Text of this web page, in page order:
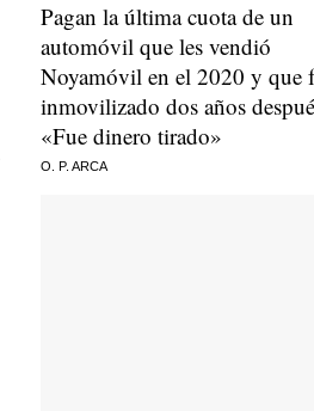
Pagan la última cuota de un
automóvil que les vendió
Noyamóvil en el 2020 y que
inmovilizado dos años
«Fue dinero tirado»
O. P. ARCA